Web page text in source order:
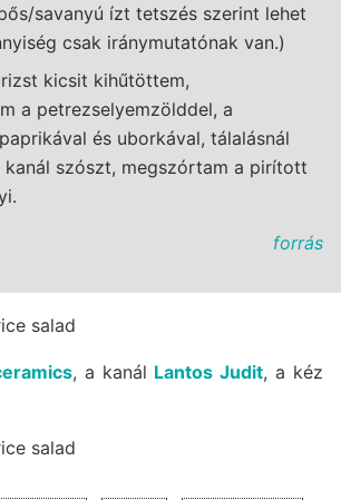
savanyú ízt tetszés szerint lehet
csak iránymutatónak van.)
kicsit kihűtöttem,
a petrezselyemzölddel, a
és uborkával, tálalásnál
szószt, megszórtam a pirított
forrás
, a kanál Lantos Judit, a kéz